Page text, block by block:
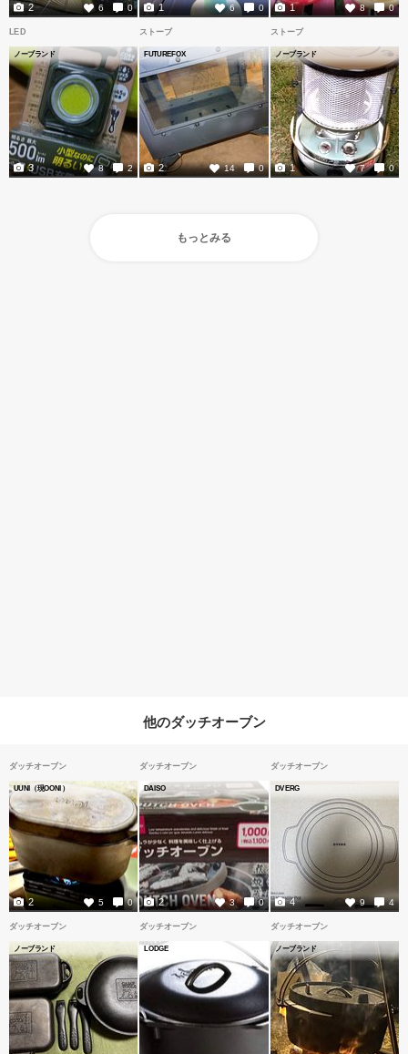
6 0
2 6 0
1 8 0
1
LED
ノーブランド
8 2
3
ストーブ
FUTUREFOX
14 0
2
ストーブ
ノーブランド
7 0
1
もっとみる
他のダッチオーブン
ダッチオーブン
UUNI（現OONI）
5 0
2
ダッチオーブン
DAISO
3 0
2
ダッチオーブン
DVERG
9 4
4
ダッチオーブン
ノーブランド
ダッチオーブン
LODGE
ダッチオーブン
ノーブランド